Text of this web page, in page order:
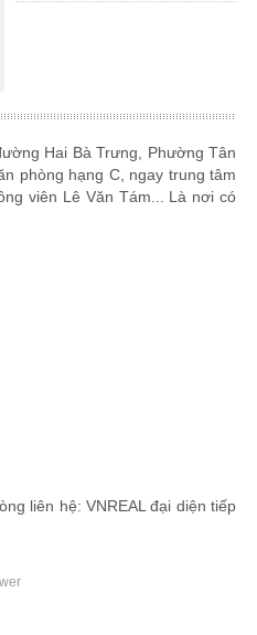
Hai Bà Trưng, Phường Tân
phòng hạng C, ngay trung tâm
viên Lê Văn Tám... Là nơi có
liên hệ: VNREAL đại diện tiếp